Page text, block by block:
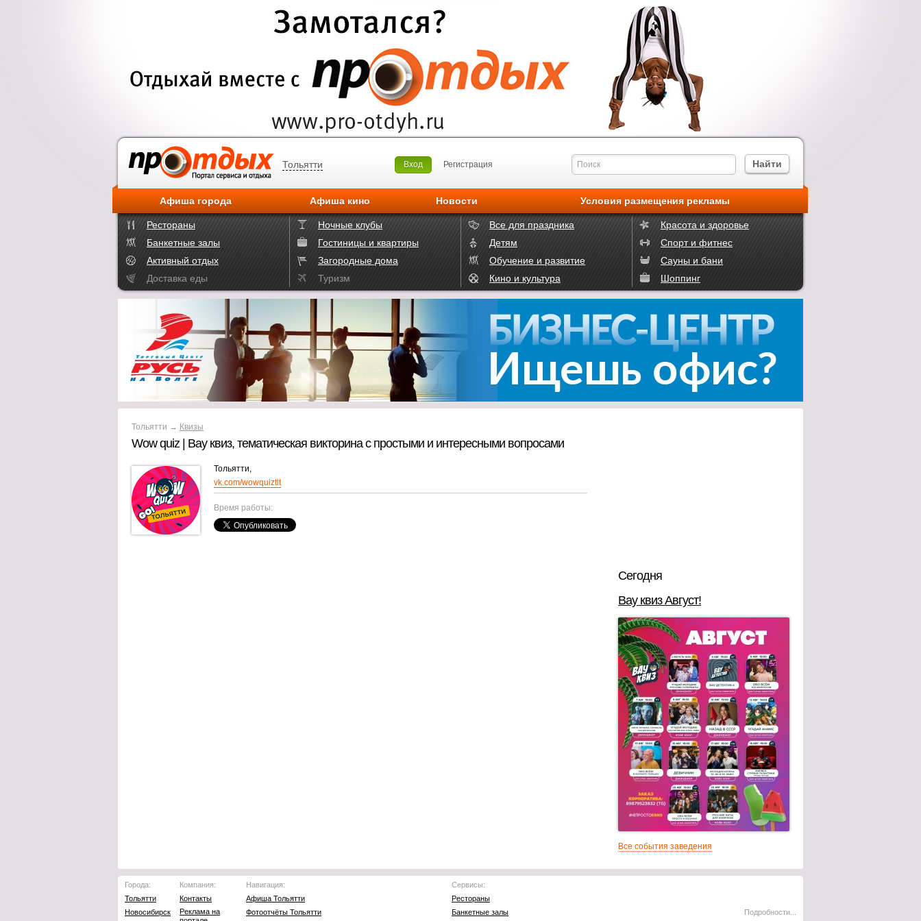
Тольятти Вход Регистрация
Афиша города Афиша кино Новости Условия размещения рекламы
Рестораны Ночные клубы Все для праздника
Красота и здоровье
Банкетные залы
Гостиницы и квартиры Детям
Спорт и фитнес
Активный отдых
Загородные дома Обучение и развитие
Сауны и бани
Доставка еды
Туризм Кино и культура Шоппинг
Тольятти → Квизы
Wow quiz | Вау квиз, тематическая викторина с простыми и интересными вопросами
Тольятти,
vk.com/wowquiztlt
Время работы:
Сегодня
Вау квиз Август!
Все события заведения
Города:
Тольятти
Новосибирск
Компания:
Контакты
Реклама на
Навигация:
Афиша Тольятти
Фотоотчёты Тольятти
Сервисы:
Рестораны
Банкетные залы
Подробности...